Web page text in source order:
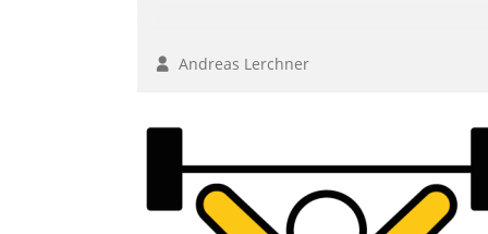
Andreas Lerchner